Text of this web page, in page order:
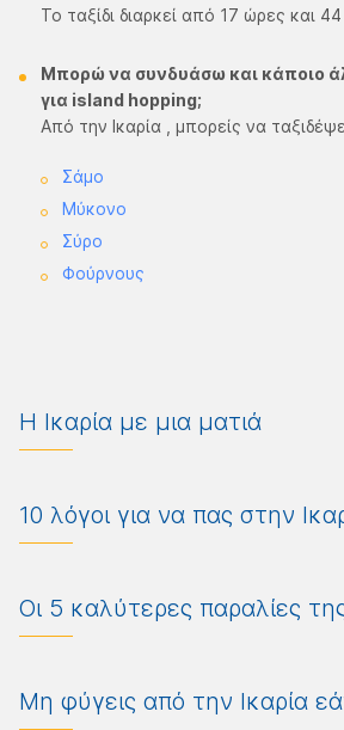
Το ταξίδι διαρκεί από 17 ώρες και
Μπορώ να συνδυάσω και κάποιο
για island hopping;
Από την Ικαρία , μπορείς να
Σάμο
Μύκονο
Σύρο
Φούρνους
Η Ικαρία με μια ματιά
10 λόγοι για να πας στην
Οι 5 καλύτερες παραλίες
Μη φύγεις από την Ικαρία